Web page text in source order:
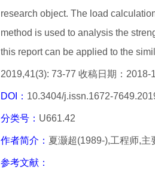
research object. The load
method is used to analysis the
this report can be applied to the
2019,41(3): 73-77 收稿日期：2018-
DOI： 10.3404/j.issn.1672-
分类号： U661.42
作者简介： 夏灏超(1989-),工程师,
参考文献：